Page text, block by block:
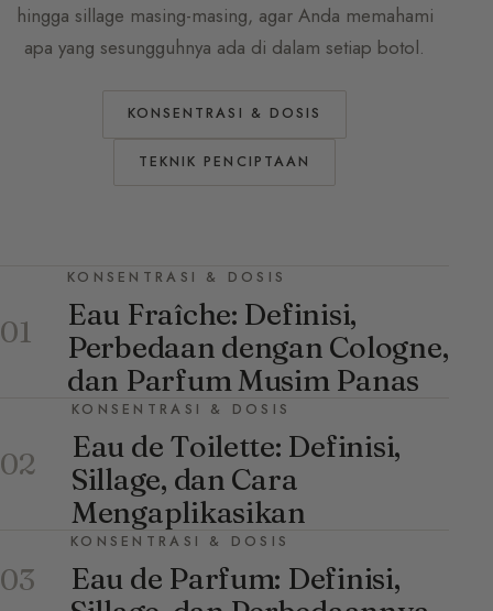
hingga sillage masing-masing, agar Anda memahami
apa yang sesungguhnya ada di dalam setiap botol.
KONSENTRASI & DOSIS
TEKNIK PENCIPTAAN
01
KONSENTRASI & DOSIS
Eau Fraîche: Definisi,
Perbedaan dengan Cologne,
dan Parfum Musim Panas
02
KONSENTRASI & DOSIS
Eau de Toilette: Definisi,
Sillage, dan Cara
Mengaplikasikan
03
KONSENTRASI & DOSIS
Eau de Parfum: Definisi,